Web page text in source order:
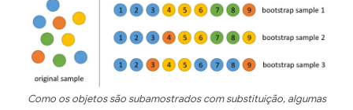
Como os objetos são subamostrados com substituição, algumas